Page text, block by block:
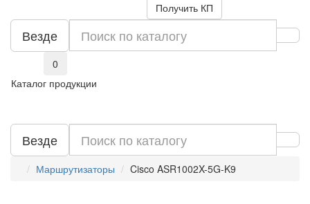
Получить КП
Везде
0
Каталог продукции
Везде
Маршрутизаторы Cisco ASR1002X-5G-K9